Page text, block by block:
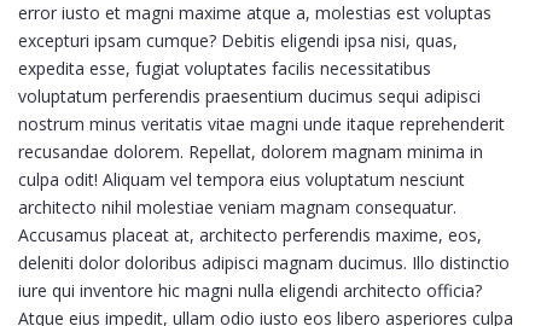
error iusto et magni maxime atque a, molestias est voluptas
excepturi ipsam cumque? Debitis eligendi ipsa nisi, quas,
expedita esse, fugiat voluptates facilis necessitatibus
voluptatum perferendis praesentium ducimus sequi adipisci
nostrum minus veritatis vitae magni unde itaque reprehenderit
recusandae dolorem. Repellat, dolorem magnam minima in
culpa odit! Aliquam vel tempora eius voluptatum nesciunt
architecto nihil molestiae veniam magnam consequatur.
Accusamus placeat at, architecto perferendis maxime, eos,
deleniti dolor doloribus adipisci magnam ducimus. Illo distinctio
iure qui inventore hic magni nulla eligendi architecto officia?
Atque eius impedit, ullam odio iusto eos libero asperiores culpa